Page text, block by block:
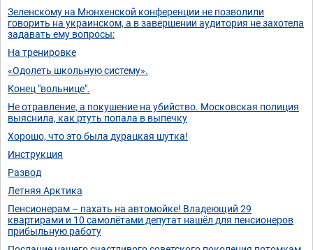
Зеленскому на Мюнхенской конференции не позволили
говорить на украинском, а в завершении аудитория не захотела
задавать ему вопросы:
На тренировке
«Одолеть школьную систему».
Конец "вольнице".
Не отравление, а покушение на убийство. Московская полиция
выяснила, как ртуть попала в выпечку
Хорошо, что это была дурацкая шутка!
Инструкция
Развод
Летняя Арктика
Пенсионерам – пахать на автомойке! Владеющий 29
квартирами и 10 самолётами депутат нашёл для пенсионеров
прибыльную работу